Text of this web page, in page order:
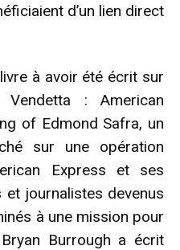
d’un lien direct
à avoir été écrit sur
: American
of Edmond Safra, un
sur une opération
Express et ses
journalistes devenus
à une mission pour
Burrough a écrit